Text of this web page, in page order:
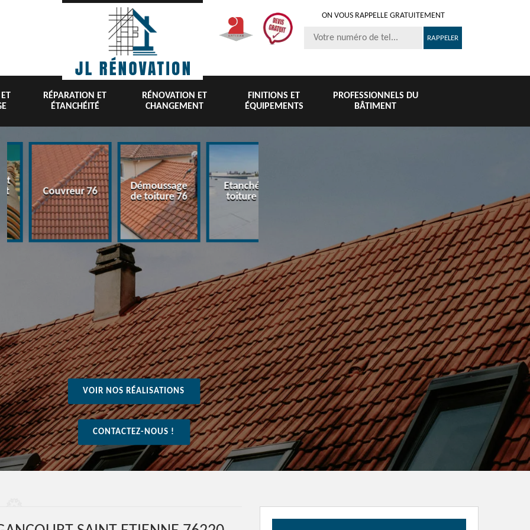
ON VOUS RAPPELLE GRATUITEMENT
RÉPARATION ET
ÉTANCHÉITÉ
RÉNOVATION ET
CHANGEMENT
FINITIONS ET
ÉQUIPEMENTS
PROFESSIONNELS DU
BÂTIMENT
Couvreur 76
Démoussage
de toiture 76
Etanchéité
toiture 76
tuile et
76
VOIR NOS RÉALISATIONS
CONTACTEZ-NOUS !